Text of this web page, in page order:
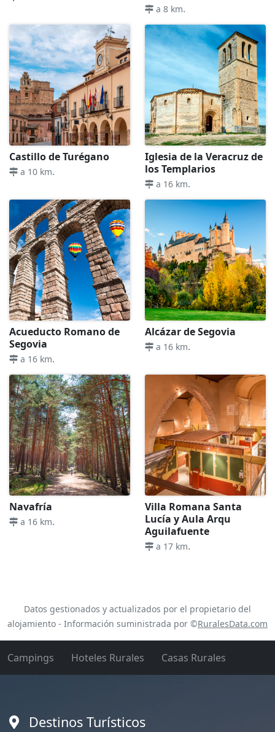
a 8 km.
Castillo de Turégano
a 10 km.
Iglesia de la Veracruz de
los Templarios
a 16 km.
Acueducto Romano de
Segovia
a 16 km.
Alcázar de Segovia
a 16 km.
Navafría
a 16 km.
Villa Romana Santa
Lucía y Aula Arqu
Aguilafuente
a 17 km.
Datos gestionados y actualizados por el propietario del
alojamiento - Información suministrada por ©RuralesData.com
Campings Hoteles Rurales Casas Rurales
Destinos Turísticos